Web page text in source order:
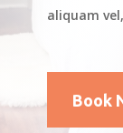
aliquam
Book